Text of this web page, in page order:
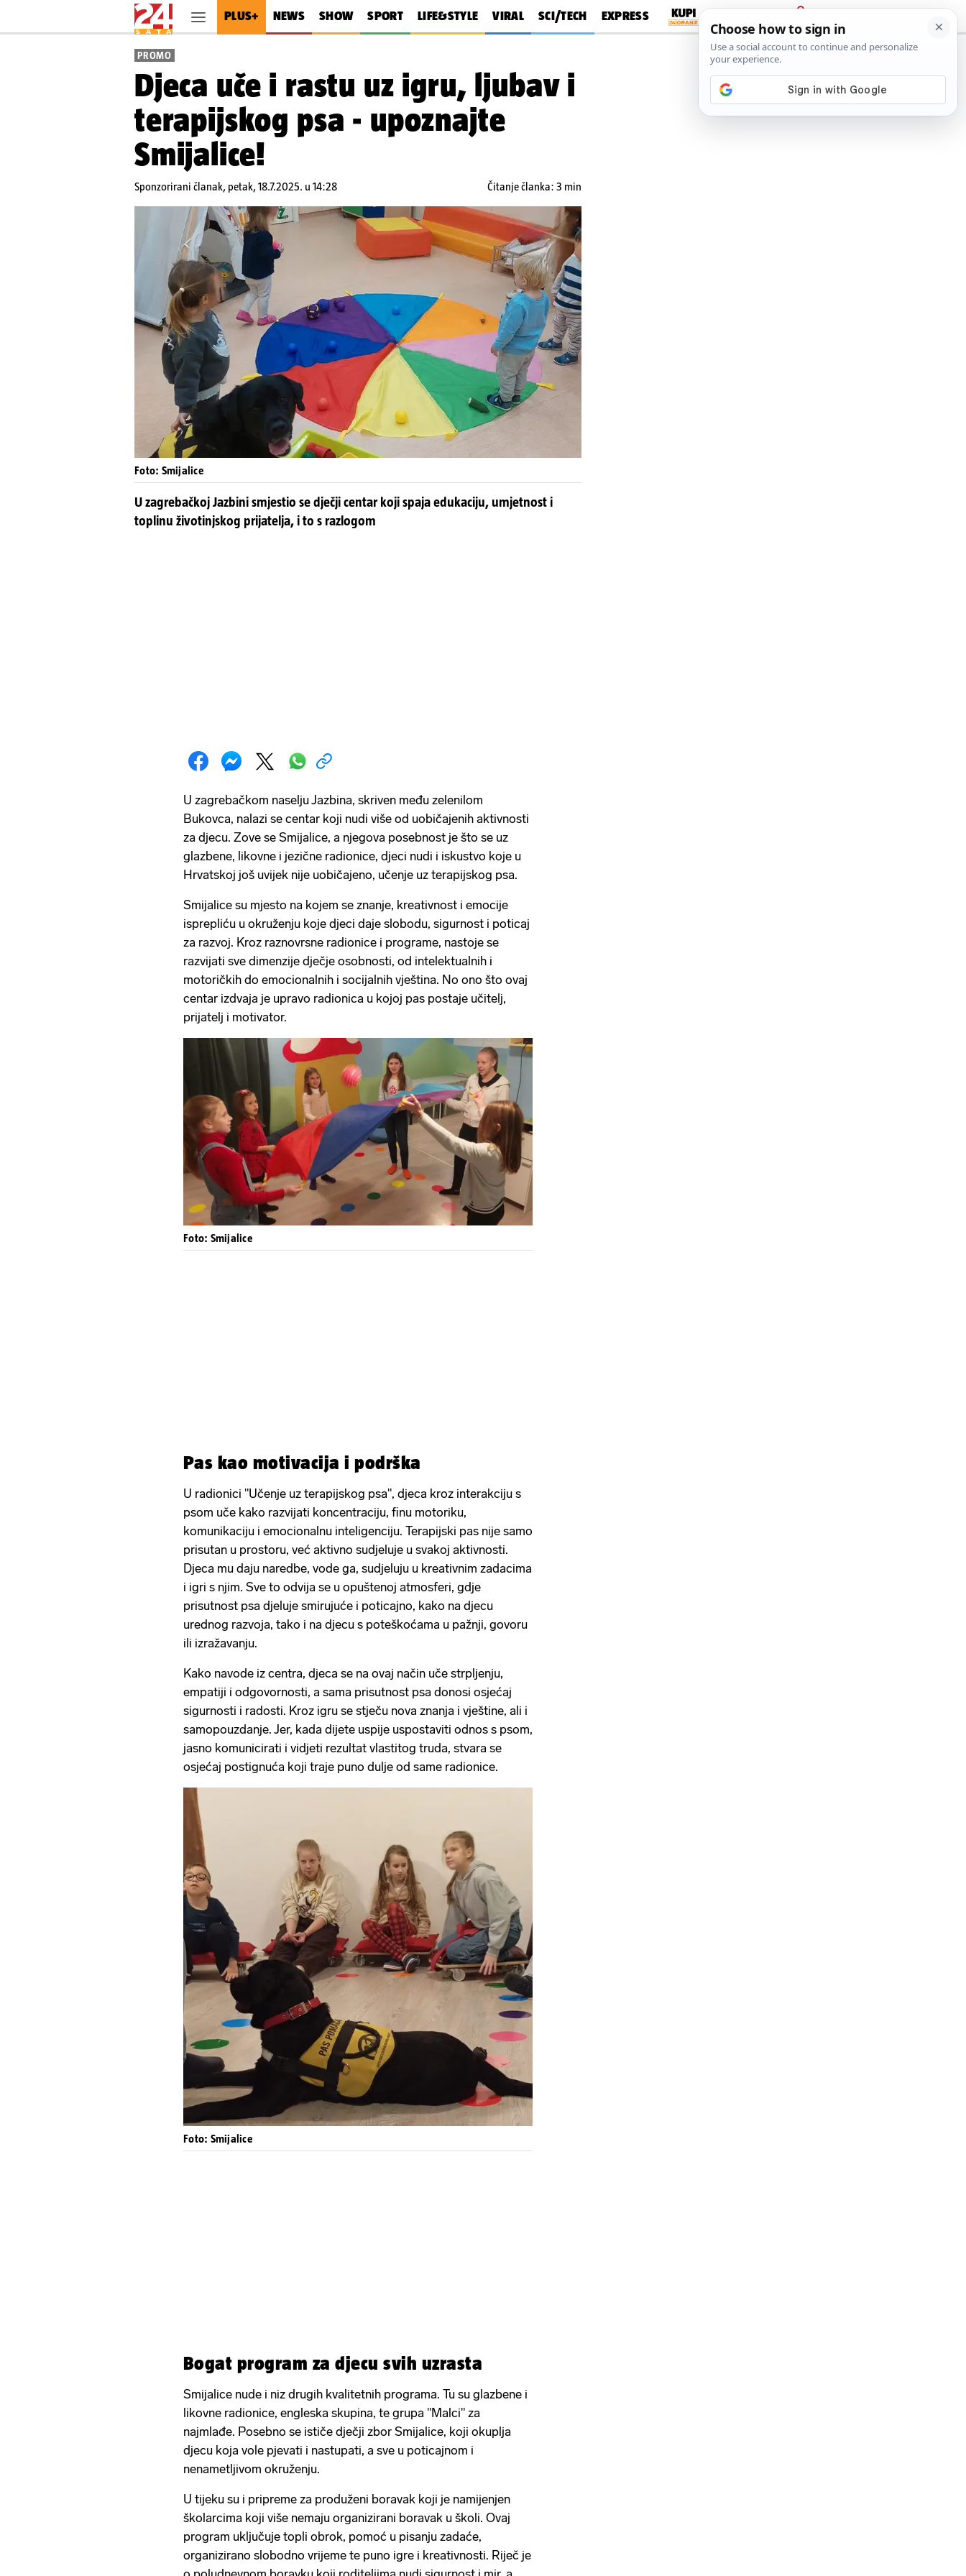
PLUS+ NEWS SHOW SPORT LIFE&STYLE VIRAL SCI/TECH EXPRESS
PRIJAVA
PROMO
Djeca uče i rastu uz igru, ljubav i
terapijskog psa - upoznajte
Smijalice!
Sponzorirani članak, petak, 18.7.2025. u 14:28 Čitanje članka: 3 min
Foto: Smijalice
U zagrebačkoj Jazbini smjestio se dječji centar koji spaja edukaciju, umjetnost i
toplinu životinjskog prijatelja, i to s razlogom
U zagrebačkom naselju Jazbina, skriven među zelenilom
Bukovca, nalazi se centar koji nudi više od uobičajenih aktivnosti
za djecu. Zove se Smijalice, a njegova posebnost je što se uz
glazbene, likovne i jezične radionice, djeci nudi i iskustvo koje u
Hrvatskoj još uvijek nije uobičajeno, učenje uz terapijskog psa.
Smijalice su mjesto na kojem se znanje, kreativnost i emocije
isprepliću u okruženju koje djeci daje slobodu, sigurnost i poticaj
za razvoj. Kroz raznovrsne radionice i programe, nastoje se
razvijati sve dimenzije dječje osobnosti, od intelektualnih i
motoričkih do emocionalnih i socijalnih vještina. No ono što ovaj
centar izdvaja je upravo radionica u kojoj pas postaje učitelj,
prijatelj i motivator.
Foto: Smijalice
Pas kao motivacija i podrška
U radionici "Učenje uz terapijskog psa", djeca kroz interakciju s
psom uče kako razvijati koncentraciju, finu motoriku,
komunikaciju i emocionalnu inteligenciju. Terapijski pas nije samo
prisutan u prostoru, već aktivno sudjeluje u svakoj aktivnosti.
Djeca mu daju naredbe, vode ga, sudjeluju u kreativnim zadacima
i igri s njim. Sve to odvija se u opuštenoj atmosferi, gdje
prisutnost psa djeluje smirujuće i poticajno, kako na djecu
urednog razvoja, tako i na djecu s poteškoćama u pažnji, govoru
ili izražavanju.
Kako navode iz centra, djeca se na ovaj način uče strpljenju,
empatiji i odgovornosti, a sama prisutnost psa donosi osjećaj
sigurnosti i radosti. Kroz igru se stječu nova znanja i vještine, ali i
samopouzdanje. Jer, kada dijete uspije uspostaviti odnos s psom,
jasno komunicirati i vidjeti rezultat vlastitog truda, stvara se
osjećaj postignuća koji traje puno dulje od same radionice.
Foto: Smijalice
Bogat program za djecu svih uzrasta
Smijalice nude i niz drugih kvalitetnih programa. Tu su glazbene i
likovne radionice, engleska skupina, te grupa "Malci" za
najmlađe. Posebno se ističe dječji zbor Smijalice, koji okuplja
djecu koja vole pjevati i nastupati, a sve u poticajnom i
nenametljivom okruženju.
U tijeku su i pripreme za produženi boravak koji je namijenjen
školarcima koji više nemaju organizirani boravak u školi. Ovaj
program uključuje topli obrok, pomoć u pisanju zadaće,
organizirano slobodno vrijeme te puno igre i kreativnosti. Riječ je